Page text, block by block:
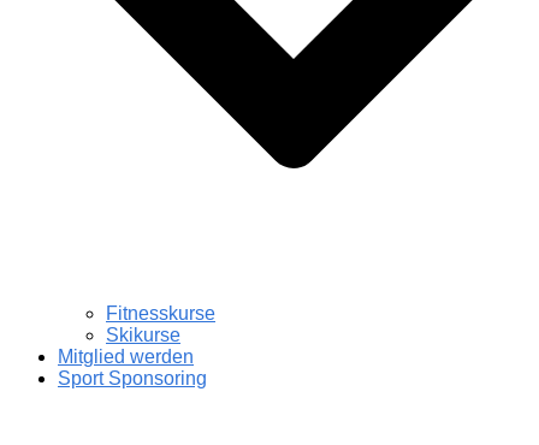
Fitnesskurse
Skikurse
Mitglied werden
Sport Sponsoring